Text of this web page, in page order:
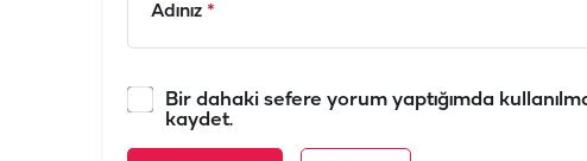
Adınız *
Bir dahaki sefere yorum yaptığımda
kaydet.